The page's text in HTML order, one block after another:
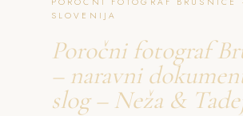
SLOVENIJA
Poročni fotograf
– naravni
slog – Neža &